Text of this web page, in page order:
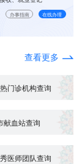
办事指南 在线办理
查看更多
门诊机构查询
献血站查询
医师团队查询